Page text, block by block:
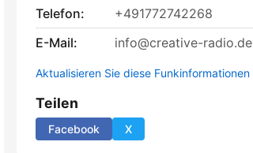
Telefon:
+491772742268
E-Mail:
info@creative-radio.de
Aktualisieren Sie diese Funkinformationen
Teilen
Facebook X